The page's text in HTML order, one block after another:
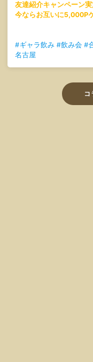
友達紹介キャンペーン実
今ならお互いに5,000P
#ギャラ飲み #飲み会 #
名古屋